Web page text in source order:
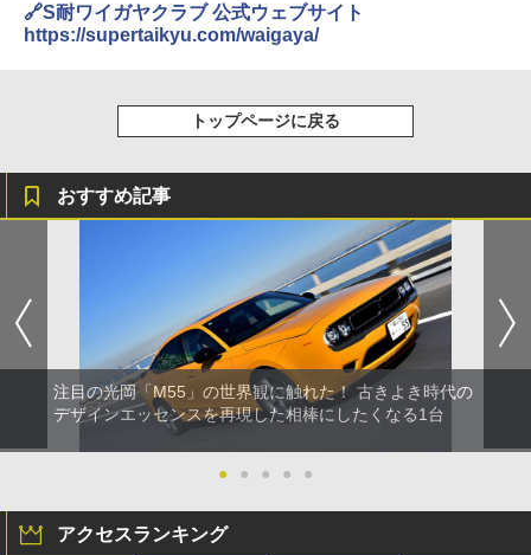
🔗S耐ワイガヤクラブ 公式ウェブサイト
https://supertaikyu.com/waigaya/
トップページに戻る
おすすめ記事
注目の光岡「M55」の世界観に触れた！ 古きよき時代の
デザインエッセンスを再現した相棒にしたくなる1台
● ● ● ● ●
アクセスランキング